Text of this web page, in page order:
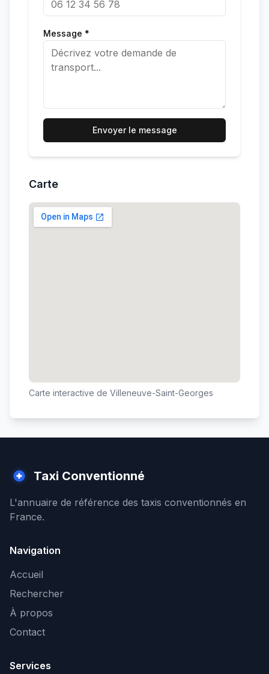
Message *
Envoyer le message
Carte
Carte interactive de Villeneuve-Saint-Georges
Taxi Conventionné
L'annuaire de référence des taxis conventionnés en
France.
Navigation
Accueil
Rechercher
À propos
Contact
Services